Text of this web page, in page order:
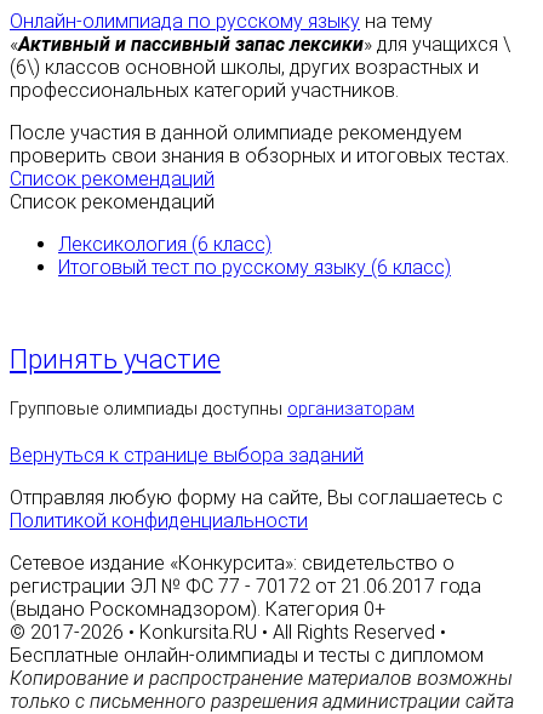
Онлайн-олимпиада по русскому языку на тему
«Активный и пассивный запас лексики» для учащихся \
(6\) классов основной школы, других возрастных и
профессиональных категорий участников.
После участия в данной олимпиаде рекомендуем
проверить свои знания в обзорных и итоговых тестах.
Список рекомендаций
Список рекомендаций
Лексикология (6 класс)
Итоговый тест по русскому языку (6 класс)
Принять участие
Групповые олимпиады доступны организаторам
Вернуться к странице выбора заданий
Отправляя любую форму на сайте, Вы соглашаетесь с
Политикой конфиденциальности
Сетевое издание «Конкурсита»: свидетельство о
регистрации ЭЛ № ФС 77 - 70172 от 21.06.2017 года
(выдано Роскомнадзором). Категория 0+
© 2017-2026 • Konkursita.RU • All Rights Reserved •
Бесплатные онлайн-олимпиады и тесты с дипломом
Копирование и распространение материалов возможны
только с письменного разрешения администрации сайта